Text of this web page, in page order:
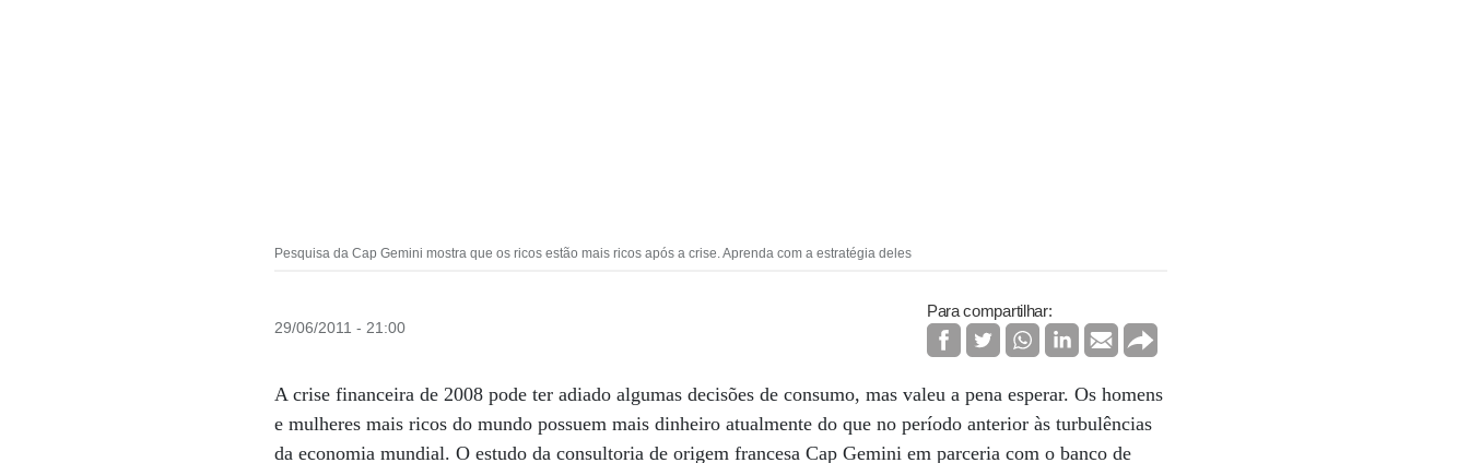
Pesquisa da Cap Gemini mostra que os ricos estão mais ricos após a crise. Aprenda com a estratégia deles
29/06/2011 - 21:00
Para compartilhar:
A crise financeira de 2008 pode ter adiado algumas decisões de consumo, mas valeu a pena esperar. Os homens
e mulheres mais ricos do mundo possuem mais dinheiro atualmente do que no período anterior às turbulências
da economia mundial. O estudo da consultoria de origem francesa Cap Gemini em parceria com o banco de